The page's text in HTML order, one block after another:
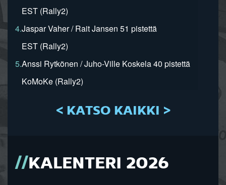
EST (Rally2)
4.Jaspar Vaher / Rait Jansen 51 pistettä
EST (Rally2)
5.Anssi Rytkönen / Juho-Ville Koskela 40 pistettä
KoMoKe (Rally2)
< KATSO KAIKKI >
KALENTERI 2026